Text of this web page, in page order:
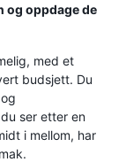
og oppdage de
med et
budsjett. Du
ser etter en
i mellom, har